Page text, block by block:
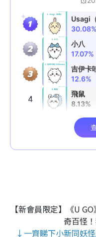
【新會員限定】《U
奇百怪
↓一齊睇下小新同妖